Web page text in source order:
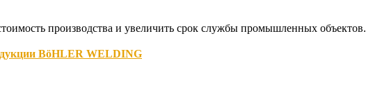
производства и увеличить срок службы промышленных объектов.
BöHLER WELDING